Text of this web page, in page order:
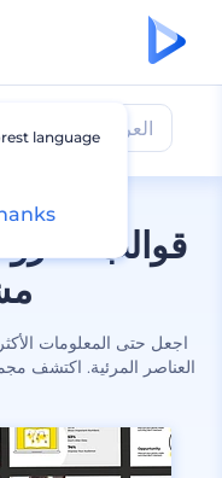
قوالب
اجعل حتى المعلومات
العناصر المرئية. اكتشف
العروض التقديمية
language